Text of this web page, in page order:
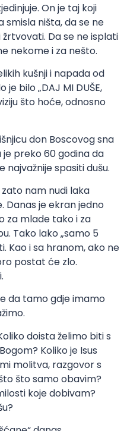
On je taj koji
smisla ništa, da se ne
Da se ne isplati
nekome i za nešto.
kušnji i napada od
bilo „DAJ MI DUŠE,
što hoće, odnosno
don Boscovog sna
preko 60 godina da
najvažnije spasiti dušu.
zato nam nudi laka
Danas je ekran jedno
za mlade tako i za
Tako lako „samo 5
Kao i sa hranom, ako ne
postat će zlo.
da tamo gdje imamo
doista želimo biti s
Koliko je Isus
molitva, razgovor s
što samo obavim?
koje dobivam?